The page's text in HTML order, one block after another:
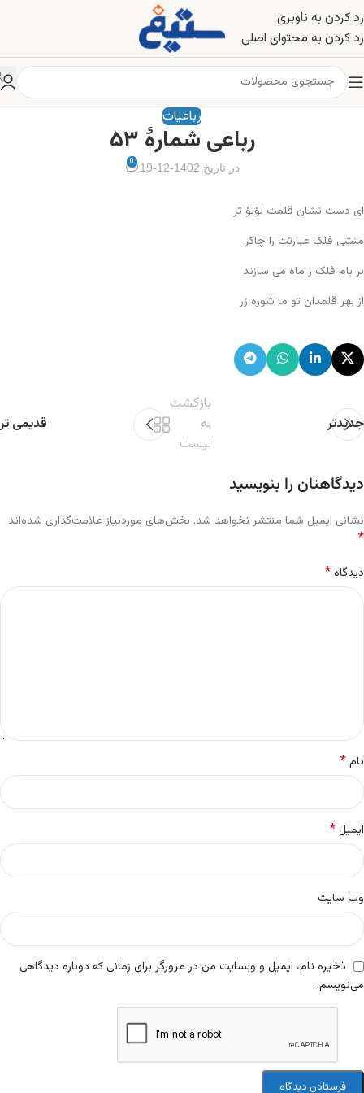
رد کردن به ناوبری
رد کردن به محتوای اصلی
رباعیات
رباعی شمارهٔ ۵۳
در تاریخ 1402-12-19 0
ای دست نشان قلمت لؤلؤ تر
منشی فلک عبارتت را چاکر
بر بام فلک ز ماه می سازند
از بهر قلمدان تو ما شوره زر
جدیدتر
بازگشت
به
لیست
قدیمی تر
دیدگاهتان را بنویسید
نشانی ایمیل شما منتشر نخواهد شد. بخش‌های موردنیاز علامت‌گذاری شده‌اند
*
دیدگاه*
نام*
ایمیل*
وب‌ سایت
ذخیره نام، ایمیل و وبسایت من در مرورگر برای زمانی که دوباره دیدگاهی
می‌نویسم.